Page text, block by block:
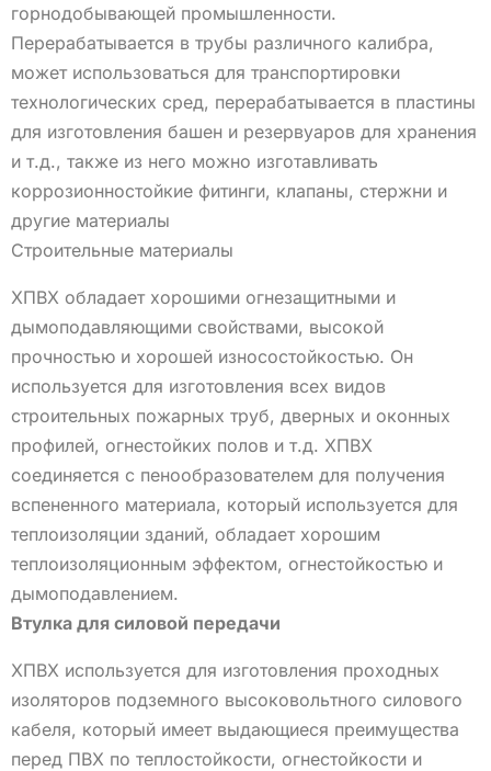
горнодобывающей промышленности.
Перерабатывается в трубы различного калибра,
может использоваться для транспортировки
технологических сред, перерабатывается в пластины
для изготовления башен и резервуаров для хранения
и т.д., также из него можно изготавливать
коррозионностойкие фитинги, клапаны, стержни и
другие материалы
Строительные материалы
ХПВХ обладает хорошими огнезащитными и
дымоподавляющими свойствами, высокой
прочностью и хорошей износостойкостью. Он
используется для изготовления всех видов
строительных пожарных труб, дверных и оконных
профилей, огнестойких полов и т.д. ХПВХ
соединяется с пенообразователем для получения
вспененного материала, который используется для
теплоизоляции зданий, обладает хорошим
теплоизоляционным эффектом, огнестойкостью и
дымоподавлением.
Втулка для силовой передачи
ХПВХ используется для изготовления проходных
изоляторов подземного высоковольтного силового
кабеля, который имеет выдающиеся преимущества
перед ПВХ по теплостойкости, огнестойкости и